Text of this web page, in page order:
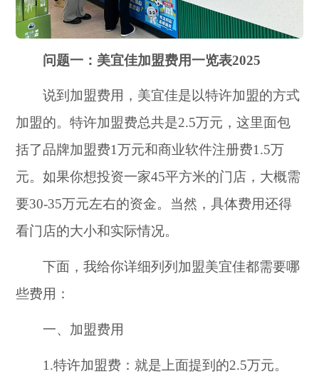
问题一：美宜佳加盟费用一览表2025
说到加盟费用，美宜佳是以特许加盟的方式
加盟的。特许加盟费总共是2.5万元，这里面包
括了品牌加盟费1万元和商业软件注册费1.5万
元。如果你想投资一家45平方米的门店，大概需
要30-35万元左右的资金。当然，具体费用还得
看门店的大小和实际情况。
下面，我给你详细列列加盟美宜佳都需要哪
些费用：
一、加盟费用
1.特许加盟费：就是上面提到的2.5万元。